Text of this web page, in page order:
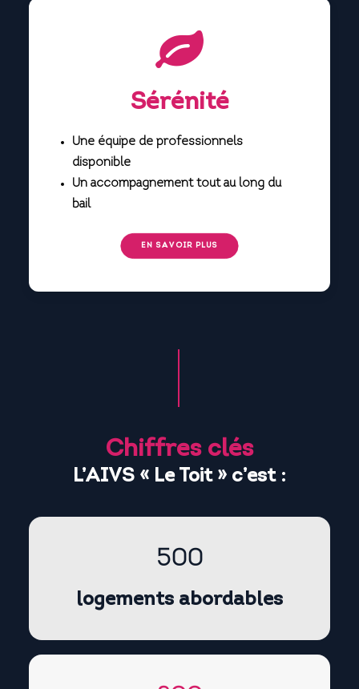
Sérénité
Une équipe de professionnels
disponible
Un accompagnement tout au long du
bail
EN SAVOIR PLUS
Chiffres clés
L’AIVS « Le Toit » c’est :
500
logements abordables